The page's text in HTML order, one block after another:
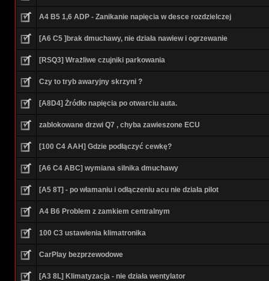
A4 B5 1,6 ADP - Zanikanie napięcia w desce rozdzielczej
[A6 C5 ]brak dmuchawy, nie działa nawiew i ogrzewanie
[RSQ3] Wrażliwe czujniki parkowania
Czy to tryb awaryjny skrzyni ?
[A8D4] Żródło napięcia po otwarciu auta.
zablokowane drzwi Q7 , chyba zawieszone ECU
[100 C4 AAH] Gdzie podłączyć cewkę?
[A6 C4 ABC] wymiana silnika dmuchawy
[A5 8T] - po włamaniu i odłączeniu acu nie działa pilot
A4 B6 Problem z zamkiem centralnym
100 C3 ustawienia klimatronika
CarPlay bezprzewodowe
[A3 8L] Klimatyzacja - nie działa wentylator